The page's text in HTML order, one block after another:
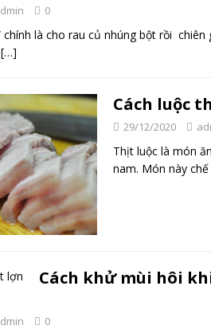
0
chính là cho rau củ nhúng bột rồi
[…]
Cách luộc
29/12/2020
Thịt luộc là món
nam. Món này
Cách khử mùi hôi
0